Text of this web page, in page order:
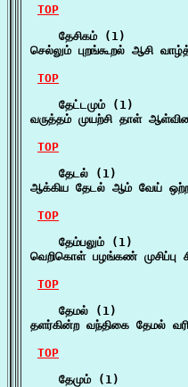
TOP
    தேசிகம் (1)
செல்லும் புறங்கூறல் ஆசி
TOP
    தேட்டமும் (1)
வருத்தம் முயற்சி தாள்
TOP
    தேடல் (1)
ஆக்கிய தேடல் ஆம் வேய்
TOP
    தேம்பலும் (1)
வெறிகொள் பழங்கண் முசிப்பு
TOP
    தேமல் (1)
தளர்கின்ற வந்திகை தேமல்
TOP
    தேமும் (1)